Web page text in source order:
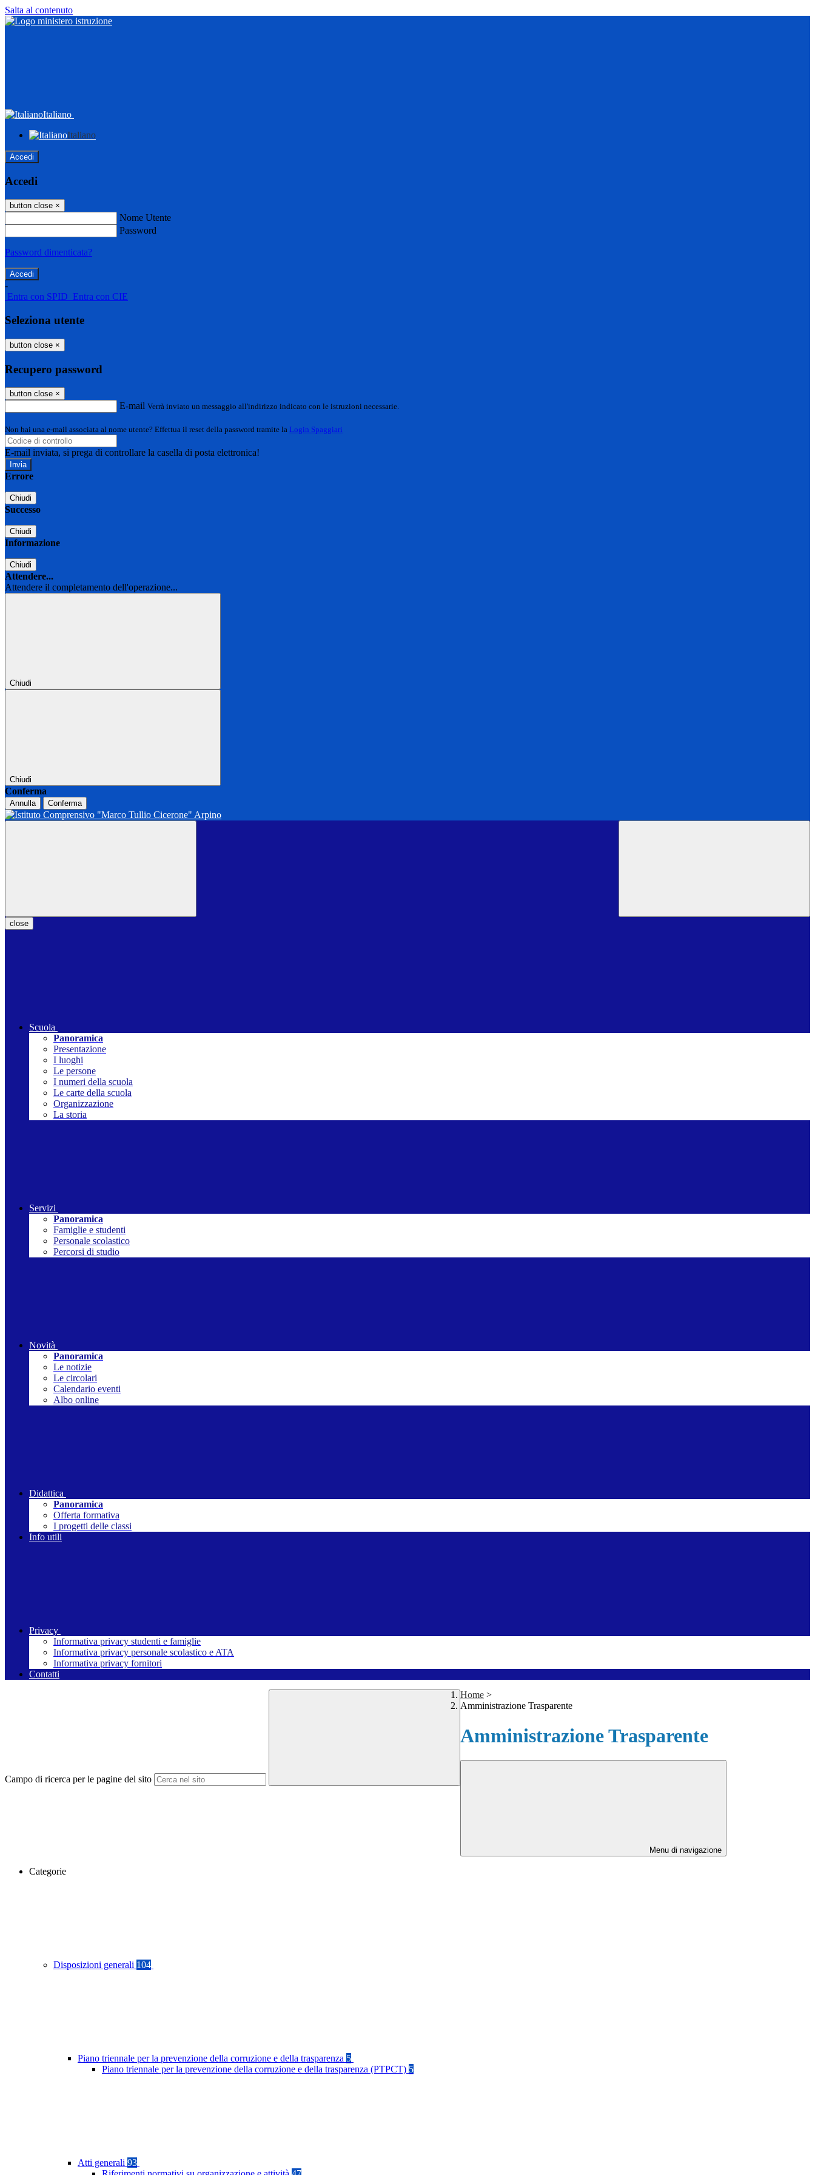
Salta al contenuto
Italiano
Italiano
Accedi
Accedi
button close ×
Nome Utente
Password
Password dimenticata?
-
Entra con SPID Entra con CIE
Seleziona utente
button close ×
Recupero password
button close ×
E-mail Verrà inviato un messaggio all'indirizzo indicato con le istruzioni necessarie.
Non hai una e-mail associata al nome utente? Effettua il reset della password tramite la Login Spaggiari
E-mail inviata, si prega di controllare la casella di posta elettronica!
Errore
Chiudi
Successo
Chiudi
Informazione
Chiudi
Attendere...
Attendere il completamento dell'operazione...
Chiudi
Chiudi
Conferma
Annulla Conferma
close
Scuola
Panoramica
Presentazione
I luoghi
Le persone
I numeri della scuola
Le carte della scuola
Organizzazione
La storia
Servizi
Panoramica
Famiglie e studenti
Personale scolastico
Percorsi di studio
Novità
Panoramica
Le notizie
Le circolari
Calendario eventi
Albo online
Didattica
Panoramica
Offerta formativa
I progetti delle classi
Info utili
Privacy
Informativa privacy studenti e famiglie
Informativa privacy personale scolastico e ATA
Informativa privacy fornitori
Contatti
Campo di ricerca per le pagine del sito
Home >
Amministrazione Trasparente
Amministrazione Trasparente
Menu di navigazione
Categorie
Disposizioni generali 104
Piano triennale per la prevenzione della corruzione e della trasparenza 5
Piano triennale per la prevenzione della corruzione e della trasparenza (PTPCT) 5
Atti generali 93